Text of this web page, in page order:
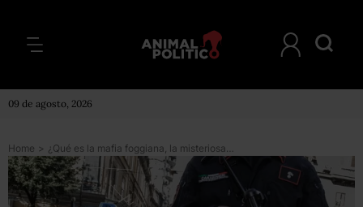
09 de agosto, 2026
Home > ¿Qué es la mafia foggiana, la misteriosa y violenta “cuarta mafia” de Italia de la que pocos hablan?